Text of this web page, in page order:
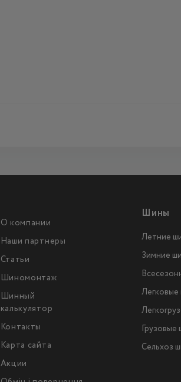
О компании
Наши партнеры
Статьи
Шиномонтаж
Шинный
калькулятор
Контакты
Карта сайта
Акции
Шины
Летние
Зимние
Грузовые
Сельхоз